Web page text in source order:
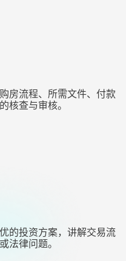
房流程、所需文件、付款
核查与审核。
的投资方案，讲解交易流
法律问题。